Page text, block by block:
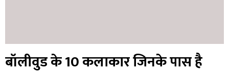
बॉलीवुड के 10 कलाकार जिनके पास है